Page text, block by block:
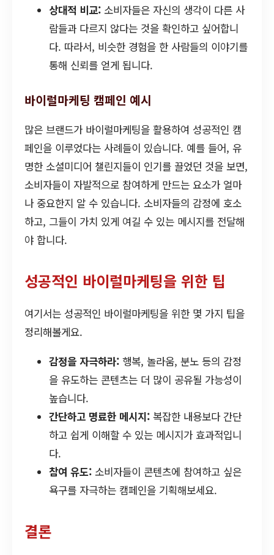
상대적 비교: 소비자들은 자신의 생각이 다른 사
람들과 다르지 않다는 것을 확인하고 싶어합니
다. 따라서, 비슷한 경험을 한 사람들의 이야기를
통해 신뢰를 얻게 됩니다.
바이럴마케팅 캠페인 예시
많은 브랜드가 바이럴마케팅을 활용하여 성공적인 캠
페인을 이루었다는 사례들이 있습니다. 예를 들어, 유
명한 소셜미디어 챌린지들이 인기를 끌었던 것을 보면,
소비자들이 자발적으로 참여하게 만드는 요소가 얼마
나 중요한지 알 수 있습니다. 소비자들의 감정에 호소
하고, 그들이 가치 있게 여길 수 있는 메시지를 전달해
야 합니다.
성공적인 바이럴마케팅을 위한 팁
여기서는 성공적인 바이럴마케팅을 위한 몇 가지 팁을
정리해볼게요.
감정을 자극하라: 행복, 놀라움, 분노 등의 감정
을 유도하는 콘텐츠는 더 많이 공유될 가능성이
높습니다.
간단하고 명료한 메시지: 복잡한 내용보다 간단
하고 쉽게 이해할 수 있는 메시지가 효과적입니
다.
참여 유도: 소비자들이 콘텐츠에 참여하고 싶은
욕구를 자극하는 캠페인을 기획해보세요.
결론